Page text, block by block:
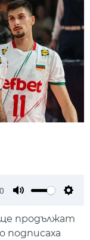
продължат
подписаха